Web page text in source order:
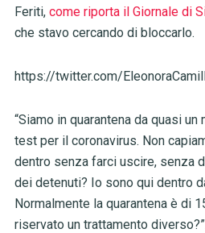
Feriti, come riporta il Giornale di
che stavo cercando di bloccarlo.
https://twitter.com/
“Siamo in quarantena da quasi
test per il coronavirus. Non
dentro senza farci uscire, senza
dei detenuti? Io sono qui dentro
Normalmente la quarantena è di
riservato un trattamento